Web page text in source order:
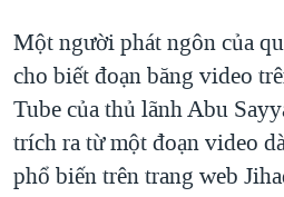
KINH TẾ
KHOA HỌC
SỨC KHOẺ
VĂN HOÁ
MỘT NĂM CHIẾN TRANH TẠI
GIẢI MÃ VÀNH ĐAI & CON
NGÀY TỊ NẠN THẾ GIỚI
TRỊNH VĨNH BÌNH - NGƯỜI HẠ
MẠNG XÃ HỘI
Ngôn ngữ khác
Một người phát ngôn của
cho biết đoạn băng video
Tube của thủ lãnh Abu
trích ra từ một đoạn video
phổ biến trên trang web